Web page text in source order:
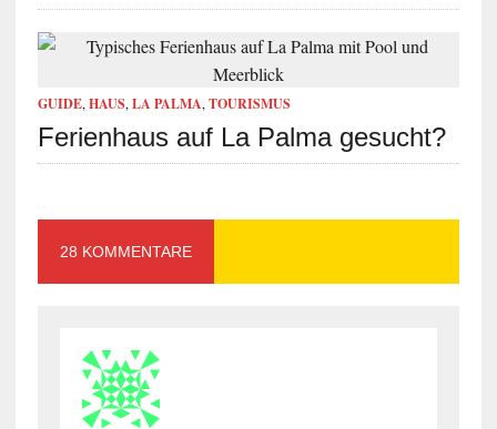
GUIDE,HAUS,LA PALMA,TOURISMUS
Ferienhaus auf La Palma gesucht?
28 KOMMENTARE